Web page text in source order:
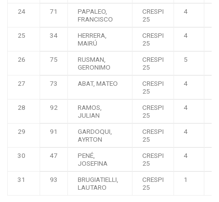
24 71
PAPALEO,
FRANCISCO
CRESPI
25
4
25 34
HERRERA,
MAIRÚ
CRESPI
25
4
26 75
RUSMAN,
GERONIMO
CRESPI
25
5
27 73 ABAT, MATEO
CRESPI
25
4
28 92
RAMOS,
JULIAN
CRESPI
25
4
29 91
GARDOQUI,
AYRTON
CRESPI
25
4
30 47
PENÉ,
JOSEFINA
CRESPI
25
4
31 93
BRUGIATIELLI,
LAUTARO
CRESPI
25
1